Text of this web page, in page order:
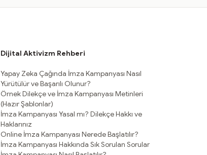
Dijital Aktivizm Rehberi
Yapay Zeka Çağında İmza Kampanyası Nasıl
Yürütülür ve Başarılı Olunur?
Örnek Dilekçe ve İmza Kampanyası Metinleri
(Hazır Şablonlar)
İmza Kampanyası Yasal mı? Dilekçe Hakkı ve
Haklarınız
Online İmza Kampanyası Nerede Başlatılır?
İmza Kampanyası Hakkında Sık Sorulan Sorular